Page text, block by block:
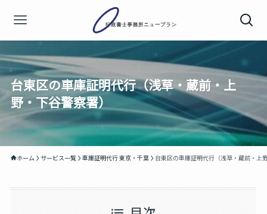
台東区の車庫証明代行（浅草・蔵前・上
野・下谷警察署）
ホーム サービス一覧 車庫証明代行 東京・千葉 台東区の車庫証明代行（浅草・蔵前・上